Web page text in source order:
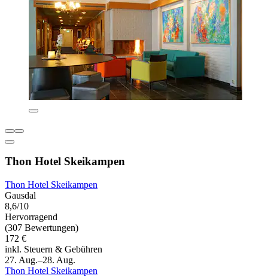
Thon Hotel Skeikampen
Thon Hotel Skeikampen
Gausdal
8,6/10
Hervorragend
(307 Bewertungen)
172 €
inkl. Steuern & Gebühren
27. Aug.–28. Aug.
Thon Hotel Skeikampen